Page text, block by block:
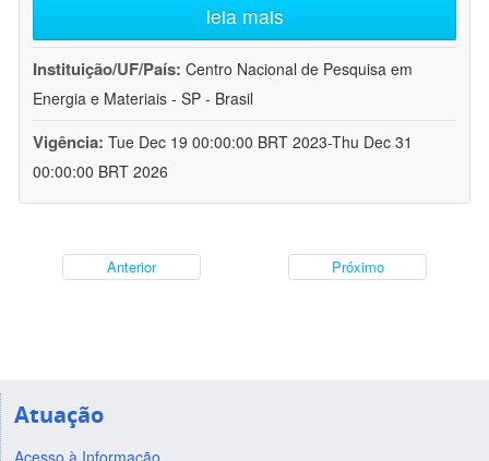
leia mais
Instituição/UF/País: Centro Nacional de Pesquisa em
Energia e Materiais - SP - Brasil
Vigência: Tue Dec 19 00:00:00 BRT 2023-Thu Dec 31
00:00:00 BRT 2026
Anterior Próximo
Atuação
Acesso à Informação